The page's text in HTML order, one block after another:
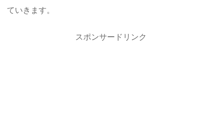
ていきます。
スポンサードリンク